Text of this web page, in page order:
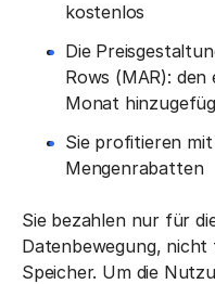
kostenlos
Die
Rows (MAR): den
Monat
Sie profitieren
Mengenrabatten
Sie bezahlen nur für
Datenbewegung,
Speicher. Um die